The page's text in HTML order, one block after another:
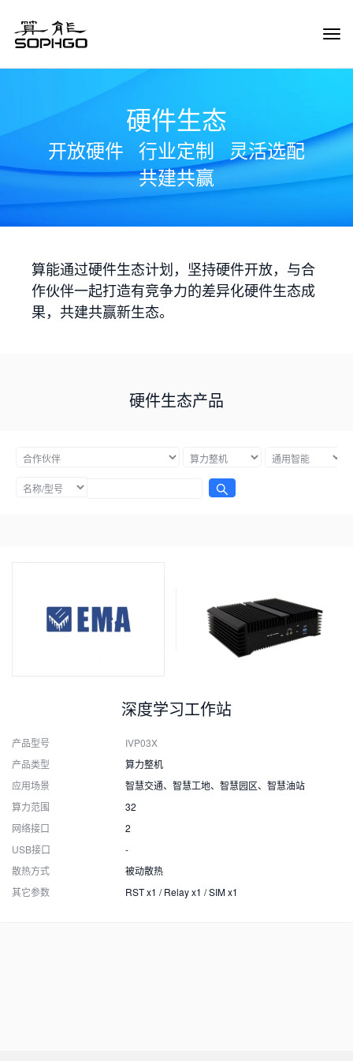
硬件生态
开放硬件 行业定制
灵活选配
共建共赢
算能通过硬件生态计划，坚持硬件开放，与合
作伙伴一起打造有竞争力的差异化硬件生态成
果，共建共赢新生态。
硬件生态产品
深度学习工作站
产品型号
IVP03X
产品类型
算力整机
应用场景
智慧交通、智慧工地、智慧园区、智慧油站
算力范围
32
网络接口
2
USB接口
-
散热方式
被动散热
其它参数
RST x1 / Relay x1 / SIM x1